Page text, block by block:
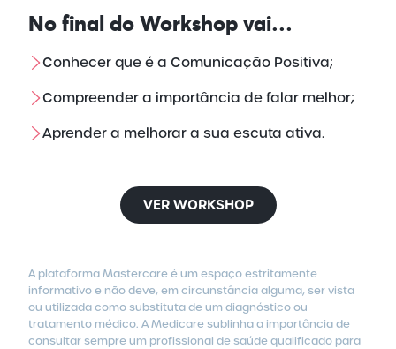
No final doWorkshop vai…
Conhecer que é a Comunicação Positiva;
Compreender a importância de falar melhor;
Aprender a melhorar a sua escuta ativa.
VER WORKSHOP
A plataforma Mastercare é um espaço estritamente
informativo e não deve, em circunstância alguma, ser vista
ou utilizada como substituta de um diagnóstico ou
tratamento médico. A Medicare sublinha a importância de
consultar sempre um profissional de saúde qualificado para